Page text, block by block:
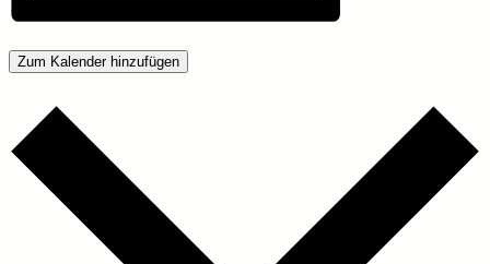
Zum Kalender hinzufügen